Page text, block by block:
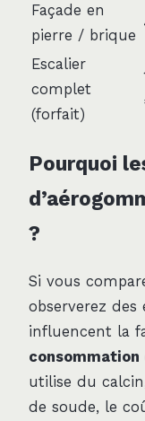
Façade en
pierre / brique
Escalier
complet
(forfait)
Pourquoi
?
Si vous
observerez des
influencent la
consommation
utilise du
de soude, le